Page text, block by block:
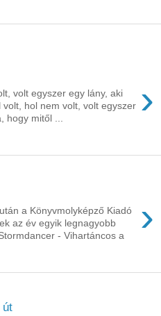
›
volt egyszer egy lány, aki
volt, hol nem volt, volt egyszer
hogy mitől ...
›
a Könyvmolyképző Kiadó
az év egyik legnagyobb
- Vihartáncos a
út